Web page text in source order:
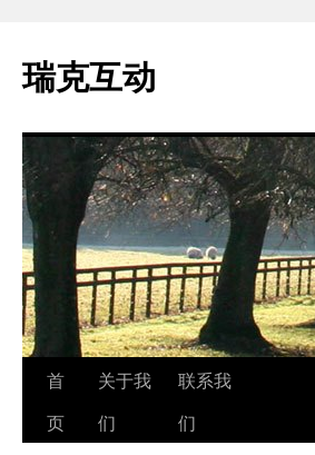
瑞克互动
跳
至
首
页
关于我
们
联系我
们